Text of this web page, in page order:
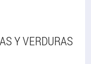
Y VERDURAS